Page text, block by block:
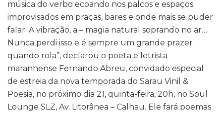
música do verbo ecoando nos palcos e espaços
improvisados em praças, bares e onde mais se puder
falar. A vibração, a – magia natural soprando no ar…
Nunca perdi isso e é sempre um grande prazer
quando rola”, declarou o poeta e letrista
maranhense Fernando Abreu, convidado especial
de estreia da nova temporada do Sarau Vinil &
Poesia, no próximo dia 21, quinta-feira, 20h, no Soul
Lounge SLZ, Av. Litorânea – Calhau. Ele fará poemas